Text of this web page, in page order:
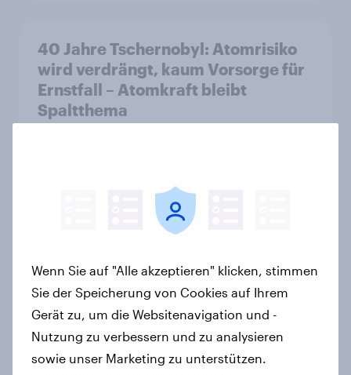
40 Jahre Tschernobyl: Atomrisiko
wird verdrängt, kaum Vorsorge für
Ernstfall – Atomkraft bleibt
Spaltthema
YouGov Sonntagsfrage: AfD liegt
vorn +++ Schwarz-Rot unter Druck:
Jahren nicht mehr
Artikel
Mehrheit in sechs europäischen
Wenn Sie auf "Alle akzeptieren" klicken, stimmen
Sie der Speicherung von Cookies auf Ihrem
Gerät zu, um die Websitenavigation und -
Nutzung zu verbessern und zu analysieren
sowie unser Marketing zu unterstützen.